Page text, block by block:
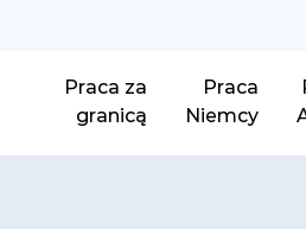
Praca za
granicą
Praca
Niemcy